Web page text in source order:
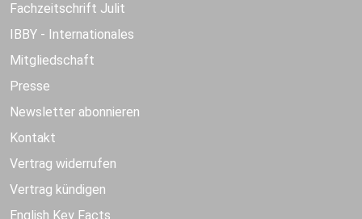
Fachzeitschrift Julit
IBBY - Internationales
Mitgliedschaft
Presse
Newsletter abonnieren
Kontakt
Vertrag widerrufen
Vertrag kündigen
English Key Facts